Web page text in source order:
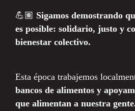
💪🏽 Sigamos demostrando
es posible: solidario, justo y
bienestar colectivo.
Esta época trabajemos
bancos de alimentos y
que alimentan a nuestra